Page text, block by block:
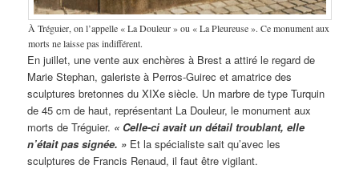
À Tréguier, on l’appelle « La Douleur » ou « La Pleureuse ». Ce monument aux
morts ne laisse pas indifférent.
En juillet, une vente aux enchères à Brest a attiré le regard de
Marie Stephan, galeriste à Perros-Guirec et amatrice des
sculptures bretonnes du XIXe siècle. Un marbre de type Turquin
de 45 cm de haut, représentant La Douleur, le monument aux
morts de Tréguier. « Celle-ci avait un détail troublant, elle
n’était pas signée. » Et la spécialiste sait qu’avec les
sculptures de Francis Renaud, il faut être vigilant.